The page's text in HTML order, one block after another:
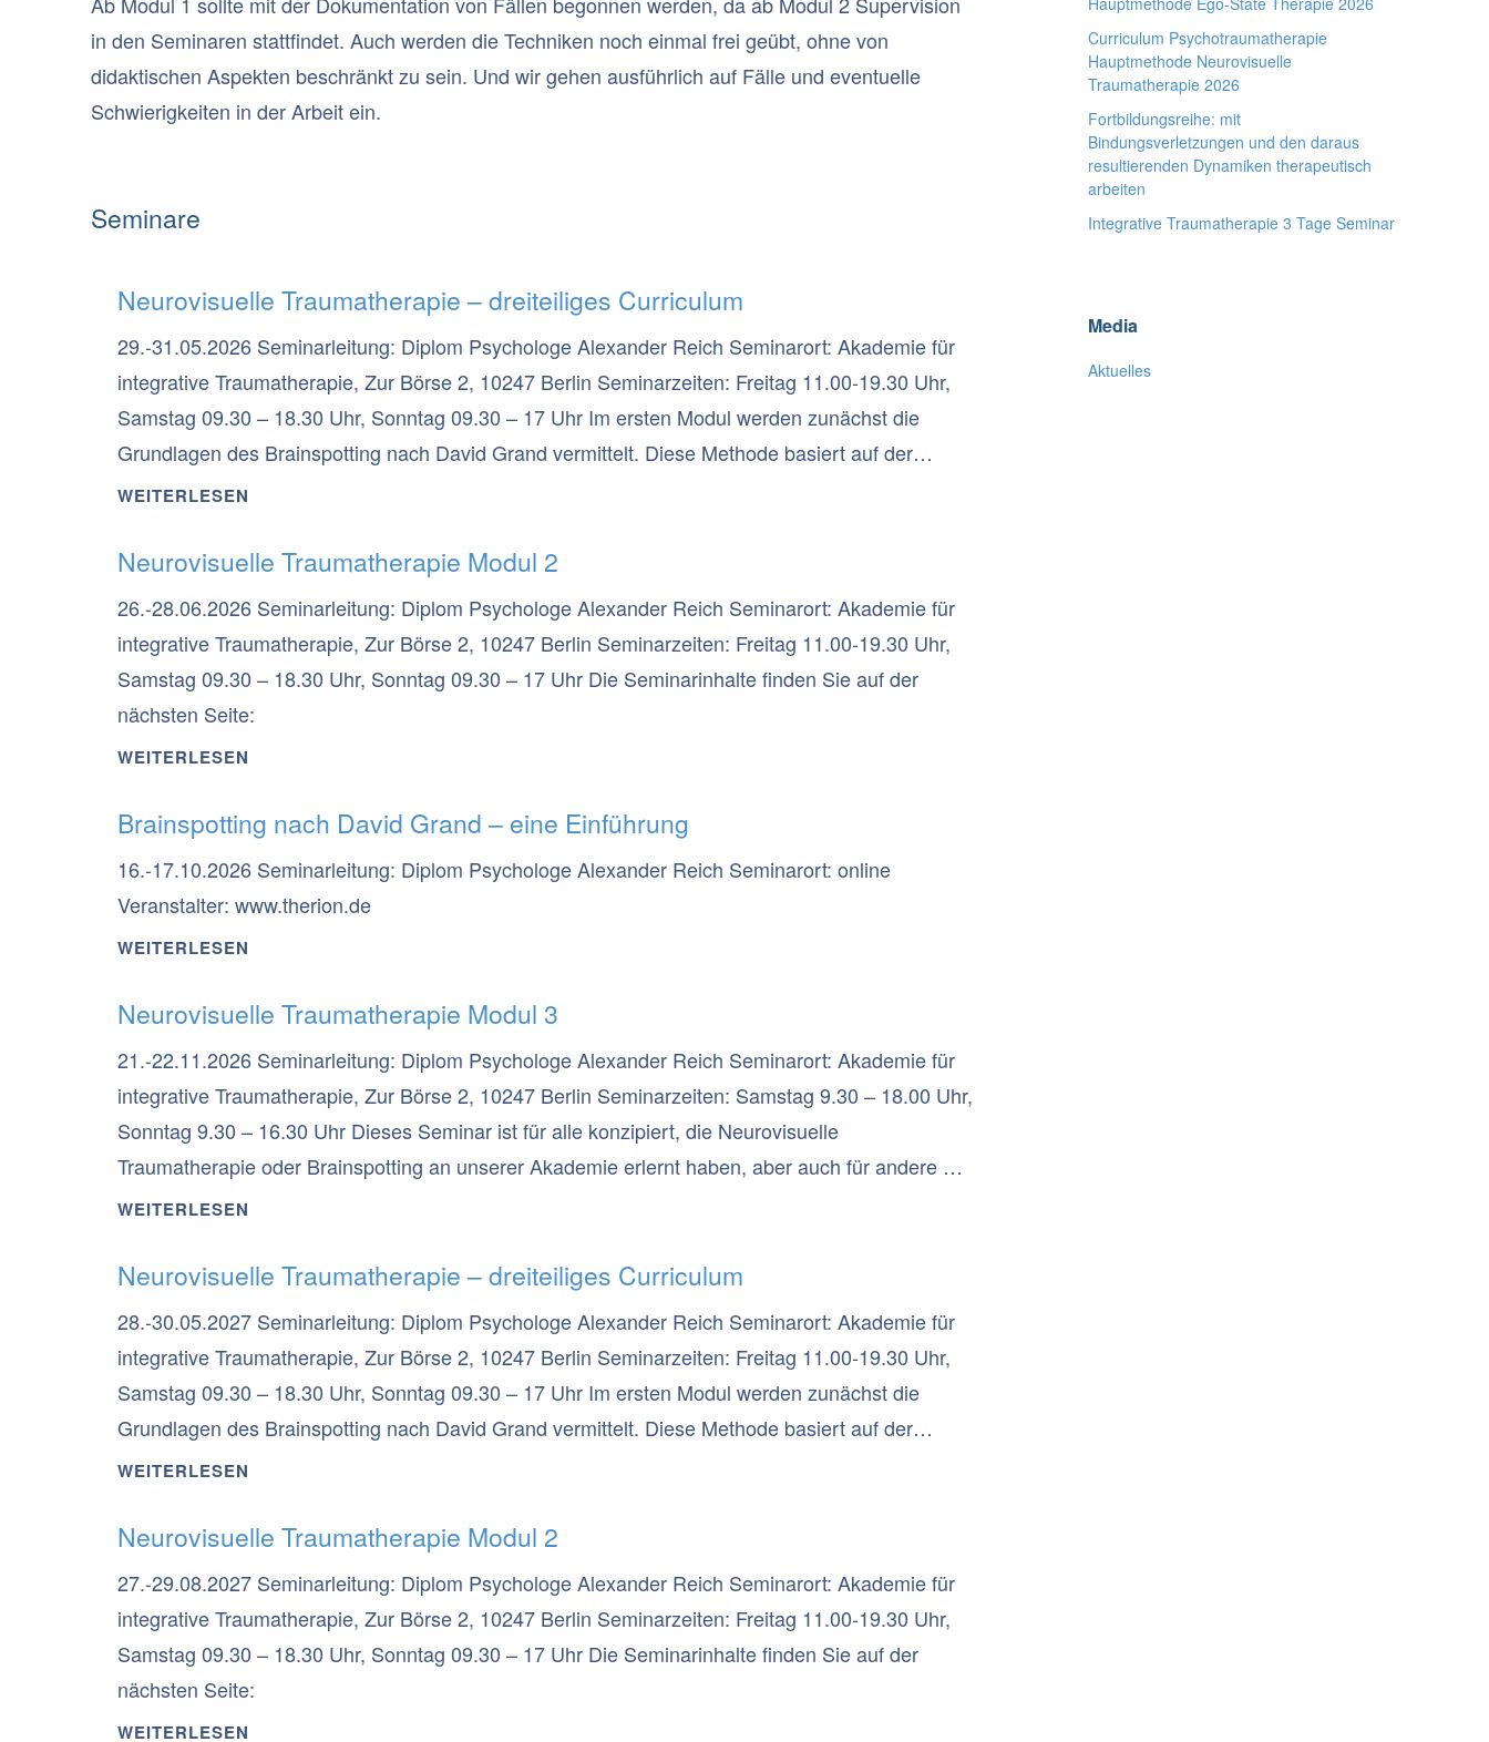
in den Seminaren stattfindet. Auch werden die Techniken noch einmal frei geübt, ohne von
didaktischen Aspekten beschränkt zu sein. Und wir gehen ausführlich auf Fälle und eventuelle
Schwierigkeiten in der Arbeit ein.
Seminare
Neurovisuelle Traumatherapie – dreiteiliges Curriculum
29.-31.05.2026 Seminarleitung: Diplom Psychologe Alexander Reich Seminarort: Akademie für
integrative Traumatherapie, Zur Börse 2, 10247 Berlin Seminarzeiten: Freitag 11.00-19.30 Uhr,
Samstag 09.30 – 18.30 Uhr, Sonntag 09.30 – 17 Uhr Im ersten Modul werden zunächst die
Grundlagen des Brainspotting nach David Grand vermittelt. Diese Methode basiert auf der
Erkenntnis, dass unsere Blickrichtung bestimmt, wie stark wir uns emotional und physiologisch
impliziten Gedächtnis verborgene Erfahrungen können über die Augenposition (re-)aktiviert und
Verarbeitung schauen, eine entsprechende Aktivierung in den Hirnregionen bewirkt, in denen das
zu verarbeitende Erlebnis gespeichert ist.
WEITERLESEN
Neurovisuelle Traumatherapie Modul 2
26.-28.06.2026 Seminarleitung: Diplom Psychologe Alexander Reich Seminarort: Akademie für
integrative Traumatherapie, Zur Börse 2, 10247 Berlin Seminarzeiten: Freitag 11.00-19.30 Uhr,
Samstag 09.30 – 18.30 Uhr, Sonntag 09.30 – 17 Uhr Die Seminarinhalte finden Sie auf der
nächsten Seite:
WEITERLESEN
Brainspotting nach David Grand – eine Einführung
16.-17.10.2026 Seminarleitung: Diplom Psychologe Alexander Reich Seminarort: online
Veranstalter: www.therion.de
WEITERLESEN
Neurovisuelle Traumatherapie Modul 3
21.-22.11.2026 Seminarleitung: Diplom Psychologe Alexander Reich Seminarort: Akademie für
integrative Traumatherapie, Zur Börse 2, 10247 Berlin Seminarzeiten: Samstag 9.30 – 18.00 Uhr,
Sonntag 9.30 – 16.30 Uhr Dieses Seminar ist für alle konzipiert, die Neurovisuelle
Traumatherapie oder Brainspotting an unserer Akademie erlernt haben, aber auch für andere mit
diesen Methoden Praktizierende.
WEITERLESEN
Neurovisuelle Traumatherapie – dreiteiliges Curriculum
28.-30.05.2027 Seminarleitung: Diplom Psychologe Alexander Reich Seminarort: Akademie für
integrative Traumatherapie, Zur Börse 2, 10247 Berlin Seminarzeiten: Freitag 11.00-19.30 Uhr,
Samstag 09.30 – 18.30 Uhr, Sonntag 09.30 – 17 Uhr Im ersten Modul werden zunächst die
Grundlagen des Brainspotting nach David Grand vermittelt. Diese Methode basiert auf der
Erkenntnis, dass unsere Blickrichtung bestimmt, wie stark wir uns emotional und physiologisch
impliziten Gedächtnis verborgene Erfahrungen können über die Augenposition (re-)aktiviert und
Verarbeitung schauen, eine entsprechende Aktivierung in den Hirnregionen bewirkt, in denen das
zu verarbeitende Erlebnis gespeichert ist.
WEITERLESEN
Neurovisuelle Traumatherapie Modul 2
27.-29.08.2027 Seminarleitung: Diplom Psychologe Alexander Reich Seminarort: Akademie für
integrative Traumatherapie, Zur Börse 2, 10247 Berlin Seminarzeiten: Freitag 11.00-19.30 Uhr,
Samstag 09.30 – 18.30 Uhr, Sonntag 09.30 – 17 Uhr Die Seminarinhalte finden Sie auf der
nächsten Seite:
WEITERLESEN
Curriculum Psychotraumatherapie
Hauptmethode Neurovisuelle
Traumatherapie 2026
Fortbildungsreihe: mit
Bindungsverletzungen und den daraus
resultierenden Dynamiken therapeutisch
arbeiten
Integrative Traumatherapie 3 Tage Seminar
Media
Aktuelles